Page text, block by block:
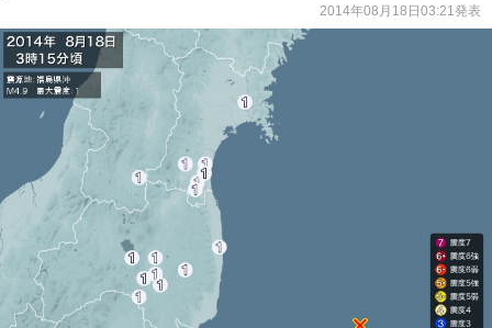
2014年08月18日03:21発表